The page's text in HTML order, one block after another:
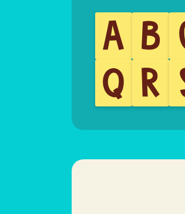
A B
Q R